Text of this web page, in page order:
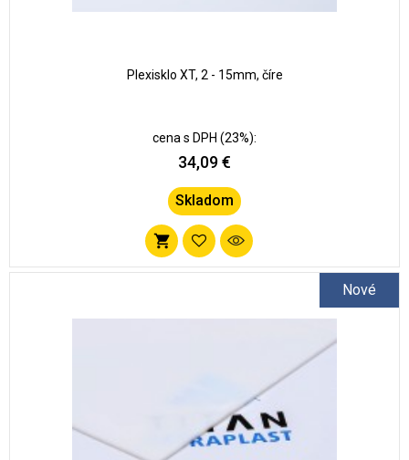
Plexisklo XT, 2 - 15mm, číre
cena s DPH (23%):
34,09 €
Skladom
Pridať
obľúbených
Nové